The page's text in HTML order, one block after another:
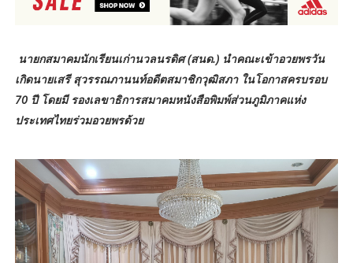
นายกสมาคมนักเรียนเก่านวลนรดิศ (สนด.) นำคณะเข้าอวยพรวัน
เกิดนายเสรี สุวรรณภานนท์อดีตสมาชิกวุฒิสภา ในโอกาสครบรอบ
70 ปี โดยมี รองเลขาธิการสมาคมหนังสือพิมพ์ส่วนภูมิภาคแห่ง
ประเทศไทยร่วมอวยพรด้วย